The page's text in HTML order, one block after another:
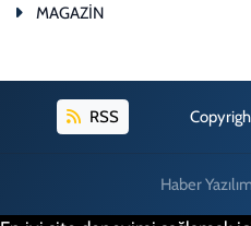
MAGAZİN
RSS
Haber